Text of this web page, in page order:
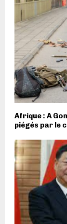
Afrique : A
piégés par le